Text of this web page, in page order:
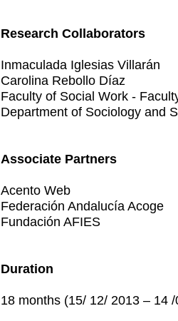
Research Collaborators
Inmaculada Iglesias Villarán
Carolina Rebollo Díaz
Faculty of Social Work -
Department of Sociology and
Associate Partners
Acento Web
Federación Andalucía Acoge
Fundación AFIES
Duration
18 months (15/ 12/ 2013 – 14